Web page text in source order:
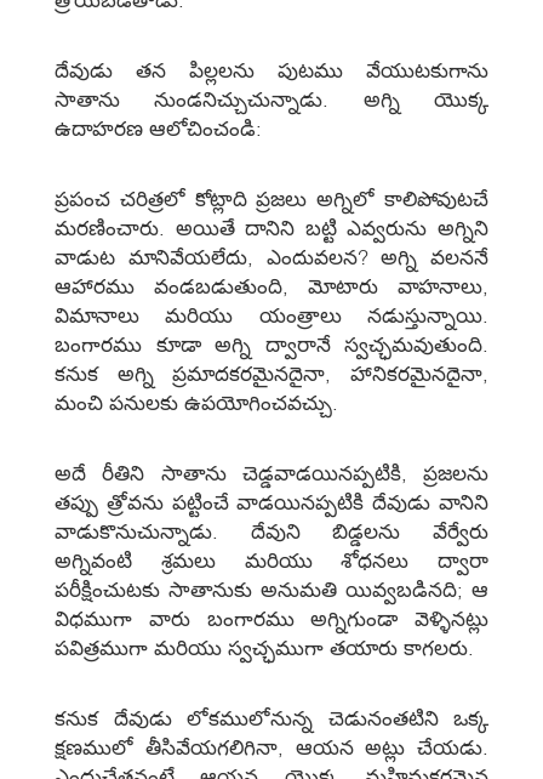
దేవుడు తన పిల్లలను పుటము వేయుటకుగాను
సాతాను నుండనిచ్చుచున్నాడు. అగ్ని యొక్క
ఉదాహరణ ఆలోచించండి:
ప్రపంచ చరిత్రలో కోట్లాది ప్రజలు అగ్నిలో కాలిపోవుటచే
మరణించారు. అయితే దానిని బట్టి ఎవ్వరును అగ్నిని
వాడుట మానివేయలేదు, ఎందువలన? అగ్ని వలననే
ఆహారము వండబడుతుంది, మోటారు వాహనాలు,
విమానాలు మరియు యంత్రాలు నడుస్తున్నాయి.
బంగారము కూడా అగ్ని ద్వారానే స్వచ్ఛమవుతుంది.
కనుక అగ్ని ప్రమాదకరమైనదైనా, హానికరమైనదైనా,
మంచి పనులకు ఉపయోగించవచ్చు.
అదే రీతిని సాతాను చెడ్డవాడయినప్పటికి, ప్రజలను
తప్పు త్రోవను పట్టించే వాడయినప్పటికి దేవుడు వానిని
వాడుకొనుచున్నాడు. దేవుని బిడ్డలను వేర్వేరు
అగ్నివంటి శ్రమలు మరియు శోధనలు ద్వారా
పరీక్షించుటకు సాతానుకు అనుమతి యివ్వబడినది; ఆ
విధముగా వారు బంగారము అగ్నిగుండా వెళ్ళినట్లు
పవిత్రముగా మరియు స్వచ్ఛముగా తయారు కాగలరు.
కనుక దేవుడు లోకములోనున్న చెడునంతటిని ఒక్క
క్షణములో తీసివేయగలిగినా, ఆయన అట్లు చేయడు.